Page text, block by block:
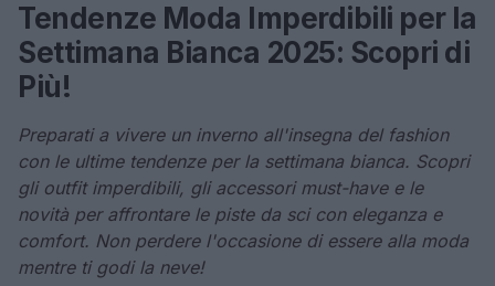
Tendenze Moda Imperdibili per la
Settimana Bianca 2025: Scopri di
Più!
Preparati a vivere un inverno all'insegna del fashion
con le ultime tendenze per la settimana bianca. Scopri
gli outfit imperdibili, gli accessori must-have e le
novità per affrontare le piste da sci con eleganza e
comfort. Non perdere l'occasione di essere alla moda
mentre ti godi la neve!